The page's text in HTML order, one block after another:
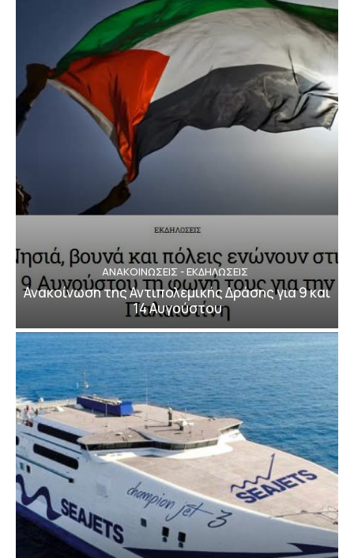
ΑΝΑΚΟΙΝΩΣΕΙΣ - ΕΚΔΗΛΩΣΕΙΣ
Ανακοίνωση της Αντιπολεμικής Δράσης για 9 και
14 Αυγούστου